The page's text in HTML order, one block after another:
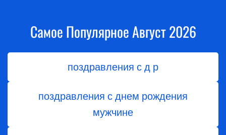
Самое Популярное Август 2026
поздравления с д р
поздравления с днем рождения
мужчине